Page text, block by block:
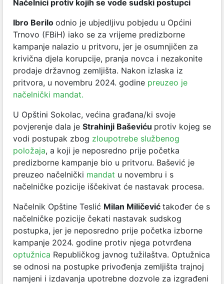
Načelnici protiv kojih se vode sudski postupci
Ibro Berilo odnio je ubjedljivu pobjedu u Općini
Trnovo (FBiH) iako se za vrijeme predizborne
kampanje nalazio u pritvoru, jer je osumnjičen za
krivična djela korupcije, pranja novca i nezakonite
prodaje državnog zemljišta. Nakon izlaska iz
pritvora, u novembru 2024. godine preuzeo je
načelnički mandat.
U Opštini Sokolac, većina građana/ki svoje
povjerenje dala je Strahinji Baševiću protiv kojeg se
vodi postupak zbog zloupotrebe službenog
položaja, a koji je neposredno prije početka
predizborne kampanje bio u pritvoru. Bašević je
preuzeo načelnički mandat u novembru i s
načelničke pozicije iščekivat će nastavak procesa.
Načelnik Opštine Teslić Milan Miličević također će s
načelničke pozicije čekati nastavak sudskog
postupka, jer je neposredno prije početka izborne
kampanje 2024. godine protiv njega potvrđena
optužnica Republičkog javnog tužilaštva. Optužnica
se odnosi na postupke privođenja zemljišta trajnoj
namjeni i izdavanja upotrebne dozvole za izgrađeni